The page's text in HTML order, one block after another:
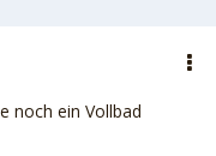
noch ein Vollbad